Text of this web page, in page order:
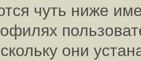
чуть ниже
они